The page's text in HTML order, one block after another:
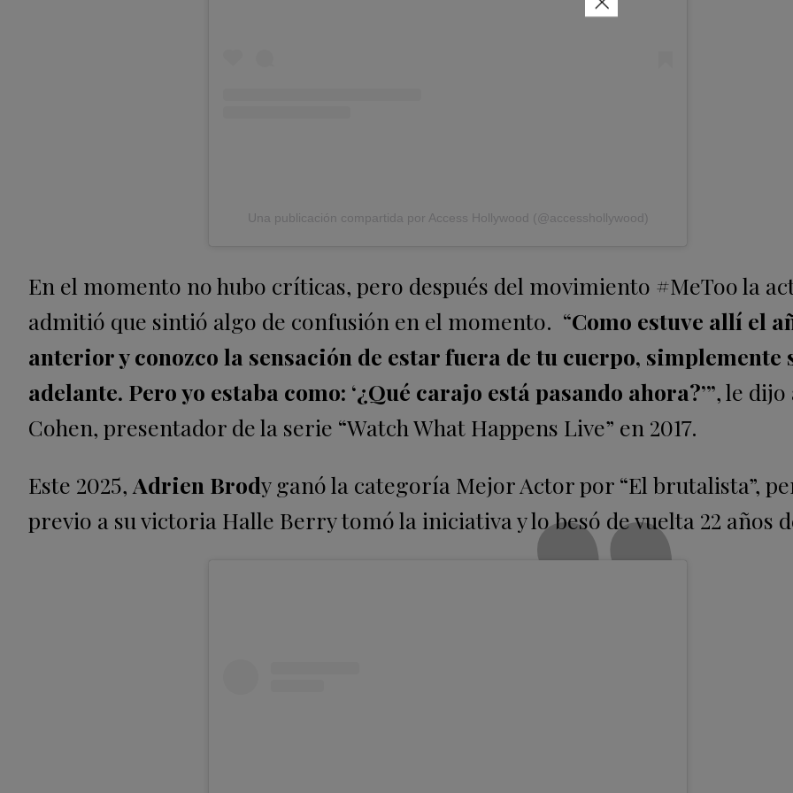
Una publicación compartida por Access Hollywood (@accesshollywood)
En el momento no hubo críticas, pero después del movimiento #MeToo la
admitió que sintió algo de confusión en el momento. “Como estuve allí el
anterior y conozco la sensación de estar fuera de tu cuerpo, simplemente
adelante. Pero yo estaba como: ‘¿Qué carajo está pasando ahora?’”, le dijo
Cohen, presentador de la serie “Watch What Happens Live” en 2017.
Este 2025, Adrien Brody ganó la categoría Mejor Actor por “El brutalista”,
previo a su victoria Halle Berry tomó la iniciativa y lo besó de vuelta 22 años